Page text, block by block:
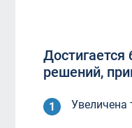
Достигается
решений,
Увеличена